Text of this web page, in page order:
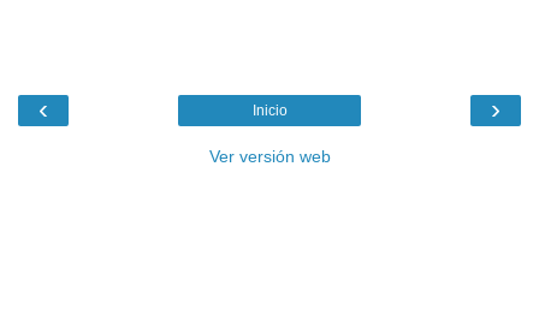
‹ ›
Inicio
Ver versión web